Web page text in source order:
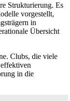
Strukturierung. Es
vorgestellt,
in
Übersicht
Clubs, die viele
in die